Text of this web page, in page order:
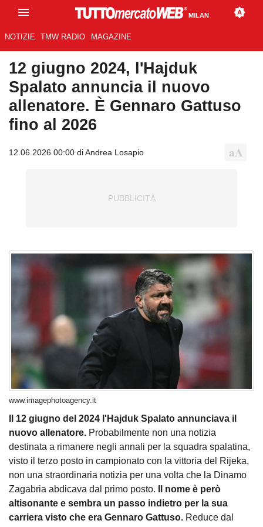
MILAN
NOTIZIE TMW RADIO MAGAZINE
12 giugno 2024, l'Hajduk
Spalato annuncia il nuovo
allenatore. È Gennaro Gattuso
fino al 2026
12.06.2026 00:00 di Andrea Losapio
www.imagephotoagency.it
Il 12 giugno del 2024 l'Hajduk Spalato annunciava il
nuovo allenatore. Probabilmente non una notizia
destinata a rimanere negli annali per la squadra spalatina,
visto il terzo posto in campionato con la vittoria del Rijeka,
non una straordinaria notizia per una volta che la Dinamo
Zagabria abdicava dal primo posto.
Il nome è però
altisonante e sembra un passo indietro per la sua
carriera visto che era Gennaro Gattuso. Reduce dal